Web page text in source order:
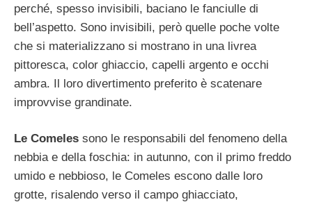
perché, spesso invisibili, baciano le fanciulle di
bell’aspetto. Sono invisibili, però quelle poche volte
che si materializzano si mostrano in una livrea
pittoresca, color ghiaccio, capelli argento e occhi
ambra. Il loro divertimento preferito è scatenare
improvvise grandinate.
Le Comeles sono le responsabili del fenomeno della
nebbia e della foschia: in autunno, con il primo freddo
umido e nebbioso, le Comeles escono dalle loro
grotte, risalendo verso il campo ghiacciato,